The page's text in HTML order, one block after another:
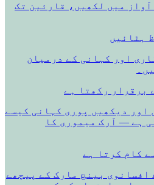
میں لکھیں، قارئین تک
ہٹائیں
اور کہانی کے درمیان
اور دیکھیں پوری کہانی کیسے
ہے — آرک میموری کا
کام کرتا ہے
Novelmint کے ماپے گئے AI افسانوی بینچ مارک کے پیچھے